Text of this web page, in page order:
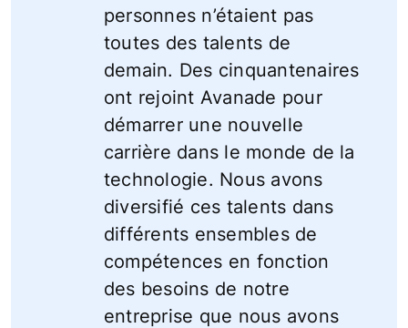
personnes n’étaient pas
toutes des talents de
demain. Des cinquantenaires
ont rejoint Avanade pour
démarrer une nouvelle
carrière dans le monde de la
technologie. Nous avons
diversifié ces talents dans
différents ensembles de
compétences en fonction
des besoins de notre
entreprise que nous avons